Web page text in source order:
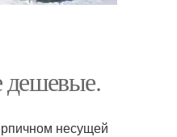
дешевые.
несущей